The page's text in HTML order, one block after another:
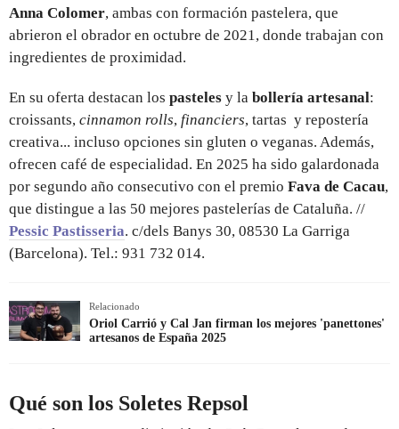
Anna Colomer, ambas con formación pastelera, que
abrieron el obrador en octubre de 2021, donde trabajan con
ingredientes de proximidad.
En su oferta destacan los pasteles y la bollería artesanal:
croissants, cinnamon rolls, financiers, tartas y repostería
creativa... incluso opciones sin gluten o veganas. Además,
ofrecen café de especialidad. En 2025 ha sido galardonada
por segundo año consecutivo con el premio Fava de Cacau,
que distingue a las 50 mejores pastelerías de Cataluña. //
Pessic Pastisseria. c/dels Banys 30, 08530 La Garriga
(Barcelona). Tel.: 931 732 014.
Relacionado
Oriol Carrió y Cal Jan firman los mejores 'panettones'
artesanos de España 2025
Qué son los Soletes Repsol